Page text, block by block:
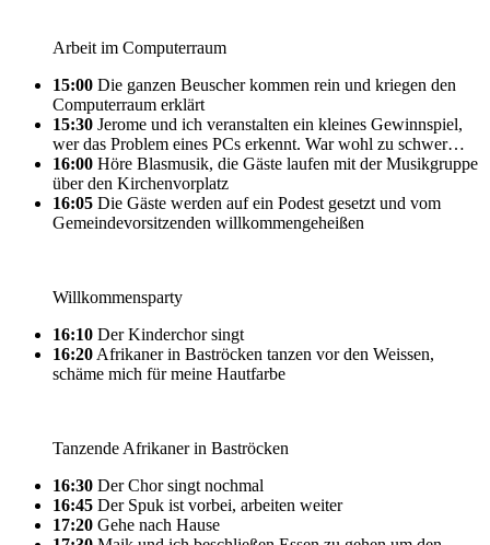
Arbeit im Computerraum
15:00 Die ganzen Beuscher kommen rein und kriegen den
Computerraum erklärt
15:30 Jerome und ich veranstalten ein kleines Gewinnspiel,
wer das Problem eines PCs erkennt. War wohl zu schwer…
16:00 Höre Blasmusik, die Gäste laufen mit der Musikgruppe
über den Kirchenvorplatz
16:05 Die Gäste werden auf ein Podest gesetzt und vom
Gemeindevorsitzenden willkommengeheißen
Willkommensparty
16:10 Der Kinderchor singt
16:20 Afrikaner in Baströcken tanzen vor den Weissen,
schäme mich für meine Hautfarbe
Tanzende Afrikaner in Baströcken
16:30 Der Chor singt nochmal
16:45 Der Spuk ist vorbei, arbeiten weiter
17:20 Gehe nach Hause